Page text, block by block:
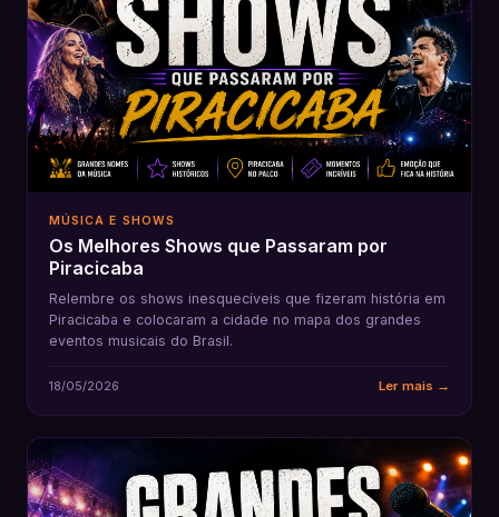
MÚSICA E SHOWS
Os Melhores Shows que Passaram por
Piracicaba
Relembre os shows inesquecíveis que fizeram história em
Piracicaba e colocaram a cidade no mapa dos grandes
eventos musicais do Brasil.
18/05/2026 Ler mais →